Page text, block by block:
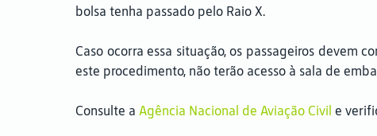
bolsa tenha passado pelo Raio X.
Caso ocorra essa situação, os passageiros devem
este procedimento, não terão acesso à sala de
Consulte a Agência Nacional de Aviação Civil e